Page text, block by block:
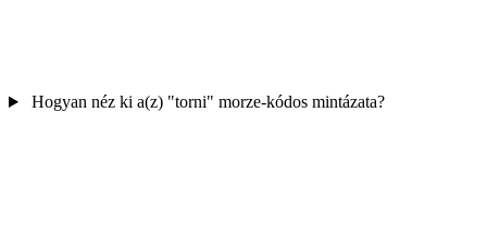
Hogyan néz ki a(z) "torni" morze-kódos mintázata?